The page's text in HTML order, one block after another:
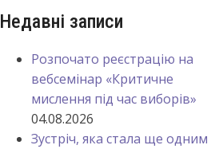
Недавні записи
Розпочато реєстрацію на
вебсемінар «Критичне
мислення під час виборів»
04.08.2026
Зустріч, яка стала ще одним